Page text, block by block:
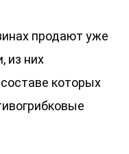
продают уже
из них
которых